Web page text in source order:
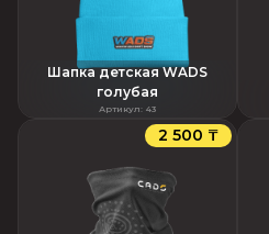
Шапка детская WADS
голубая
Артикул: 43
2 500 ₸